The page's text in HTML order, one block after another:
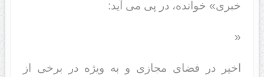
خبری» خوانده، در پی می آید:
«
اخیر در فضای مجازی و به ویژه در برخی از